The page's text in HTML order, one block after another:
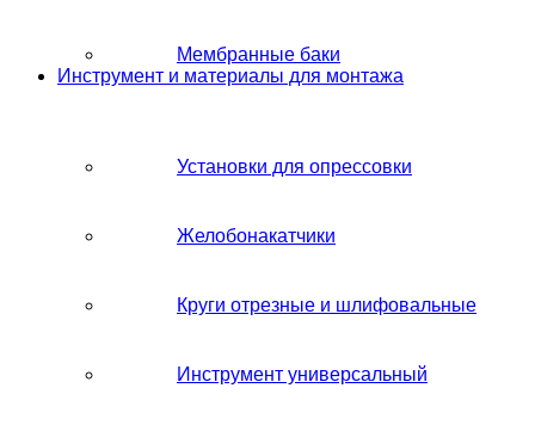
Мембранные баки
Инструмент и материалы для монтажа
Установки для опрессовки
Желобонакатчики
Круги отрезные и шлифовальные
Инструмент универсальный